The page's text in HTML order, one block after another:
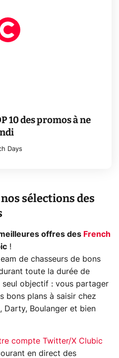
10 des promos à ne
Days
sélections des
offres des French
!
de chasseurs de bons
toute la durée de
seul objectif : vous partager
bons plans à saisir chez
Darty, Boulanger et bien
compte Twitter/X Clubic
en direct des